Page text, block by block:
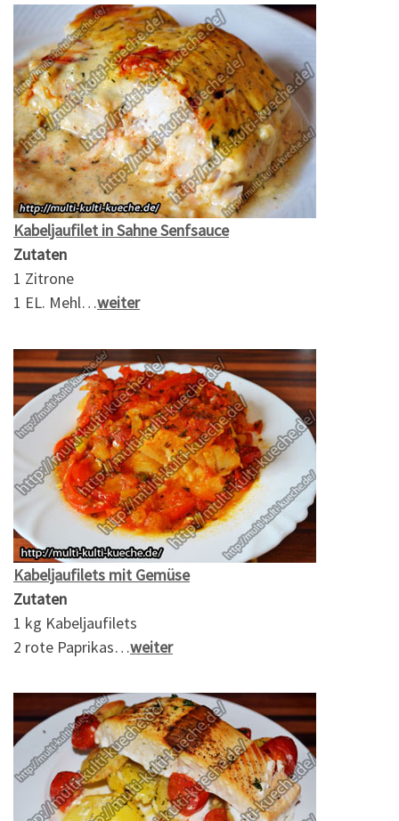
Kabeljaufilet in Sahne Senfsauce
Zutaten
1 Zitrone
1 EL. Mehl…weiter
Kabeljaufilets mit Gemüse
Zutaten
1 kg Kabeljaufilets
2 rote Paprikas…weiter